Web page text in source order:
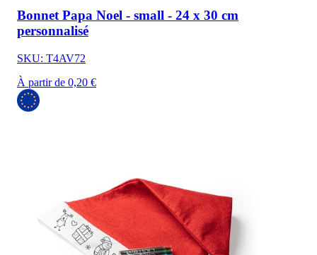
Bonnet Papa Noel - small - 24 x 30 cm
personnalisé
SKU: T4AV72
À partir de 0,20 €